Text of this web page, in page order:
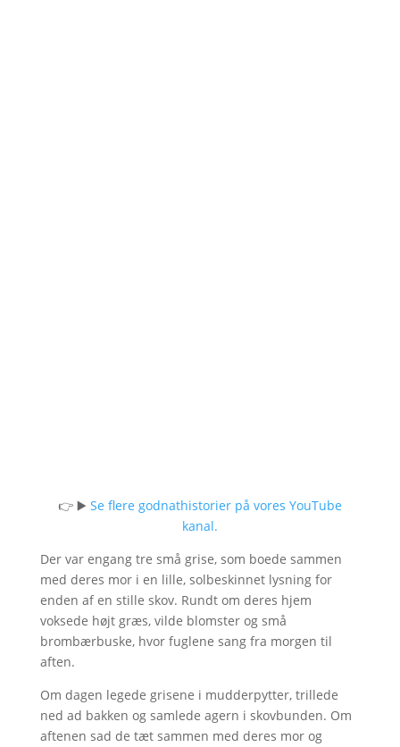
👉 ▶️ Se flere godnathistorier på vores YouTube
kanal.
Der var engang tre små grise, som boede sammen
med deres mor i en lille, solbeskinnet lysning for
enden af en stille skov. Rundt om deres hjem
voksede højt græs, vilde blomster og små
brombærbuske, hvor fuglene sang fra morgen til
aften.
Om dagen legede grisene i mudderpytter, trillede
ned ad bakken og samlede agern i skovbunden. Om
aftenen sad de tæt sammen med deres mor og